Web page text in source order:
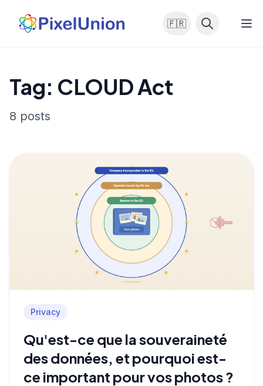
🇫🇷
Tag: CLOUD Act
8 posts
Privacy
Qu'est-ce que la souveraineté
des données, et pourquoi est-
ce important pour vos photos ?